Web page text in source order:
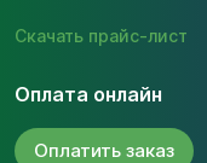
Скачать прайс-лист
Оплата онлайн
Оплатить заказ